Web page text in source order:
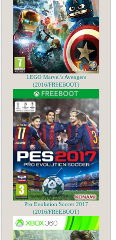
LEGO Marvel’s Avengers
(2016/FREEBOOT)
Pro Evolution Soccer 2017
(2016/FREEBOOT)